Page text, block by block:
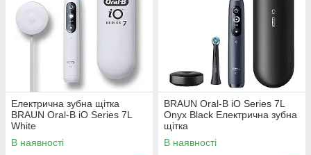
Електрична зубна щітка
BRAUN Oral-B iO Series 7L
White
В наявності
BRAUN Oral-B iO Series 7L
Onyx Black Електрична зубна
щітка
В наявності